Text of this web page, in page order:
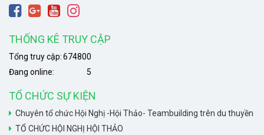
THỐNG KÊ TRUY CẬP
674800
Tổng truy cập:
5
Đang online:
TỔ CHỨC SỰ KIỆN
Chuyên tổ chức Hội Nghị -Hội Thảo- Teambuilding trên du thuyền
TỔ CHỨC HỘI NGHỊ HỘI THẢO